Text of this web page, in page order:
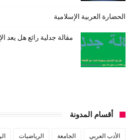
الحضارة العربية الإسلامية
مقالة جدلية رائع هل يعد
أقسام المدونة
الأدب العربي الجامعة الرياضيات